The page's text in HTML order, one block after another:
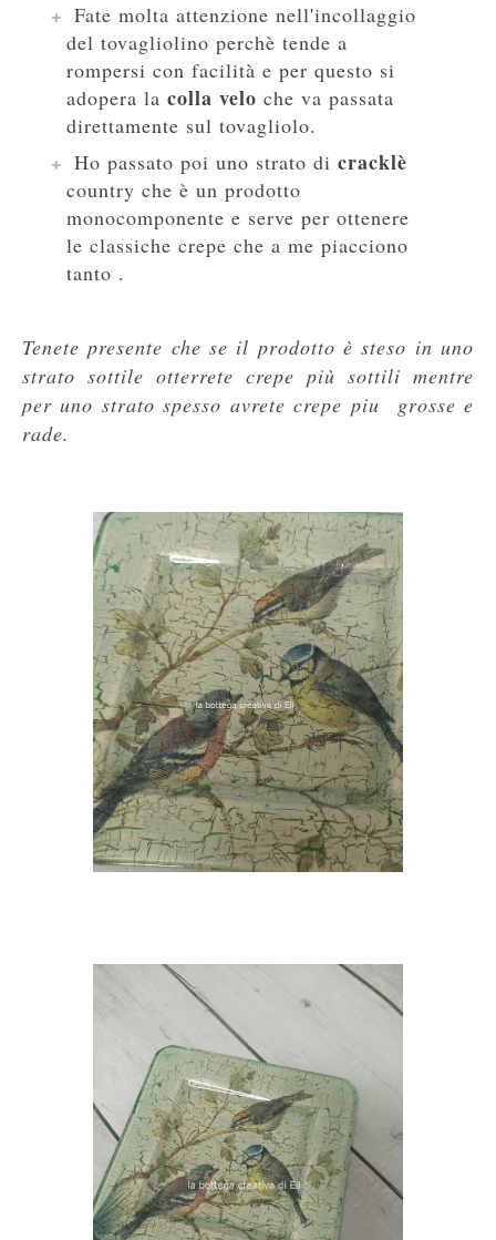
Fate molta attenzione nell'incollaggio
del tovagliolino perchè tende a
rompersi con facilità e per questo si
adopera la colla velo che va passata
direttamente sul tovagliolo.
Ho passato poi uno strato di cracklè
country che è un prodotto
monocomponente e serve per ottenere
le classiche crepe che a me piacciono
tanto .
Tenete presente che se il prodotto è steso in uno
strato sottile otterrete crepe più sottili mentre
per uno strato spesso avrete crepe piu grosse e
rade.